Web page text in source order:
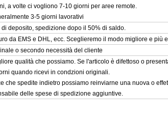
a volte ci vogliono 7-10 giorni per aree remote.
3-5 giorni lavorativi
deposito, spedizione dopo il 50% di saldo.
da EMS e DHL, ecc. Sceglieremo il modo migliore e più
o secondo necessità del cliente
qualità che possiamo. Se l'articolo è difettoso o
quando ricevi in condzioni originali.
che spedite indietro possiamo reinviarne una nuova o
delle spese di spedizione aggiuntive.